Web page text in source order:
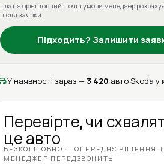
Платіж орієнтовний. Точні умови менеджер
після заявки.
Підходить? Залишити
У наявності зараз — 3 420 авто Skoda у
Перевірте, чи
це авто
БЕЗКОШТОВНО · ПОПЕРЕДНЄ РІШЕННЯ
МЕНЕДЖЕР ПЕРЕДЗВОНИТЬ